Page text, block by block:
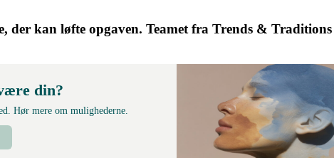
der kan løfte opgaven. Teamet fra Trends &
din?
Hør mere om mulighederne.